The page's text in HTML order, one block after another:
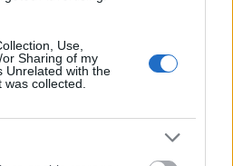
Use,
Sharing of my
Unrelated with the
collected.
lan nyuda inflamasi. Iki
sekutu sing kuwat
ellagic lan ellagitannin
tumor. Uga nyuda inflamasi.
ellagitannin dadi urolitin,